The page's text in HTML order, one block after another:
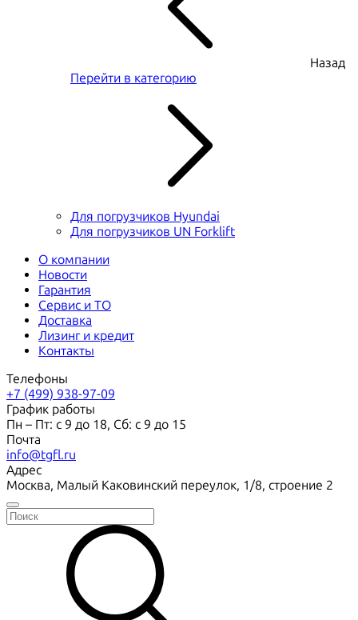
Назад
Перейти в категорию
Для погрузчиков Hyundai
Для погрузчиков UN Forklift
О компании
Новости
Гарантия
Сервис и ТО
Доставка
Лизинг и кредит
Контакты
Телефоны
+7 (499) 938-97-09
График работы
Пн – Пт: с 9 до 18, Сб: с 9 до 15
Почта
info@tgfl.ru
Адрес
Москва, Малый Каковинский переулок, 1/8, строение 2